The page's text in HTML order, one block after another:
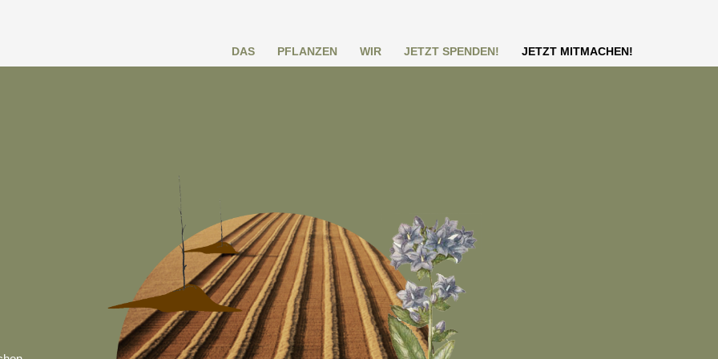
DAS PFLANZEN WIR JETZT SPENDEN! JETZT MITMACHEN!